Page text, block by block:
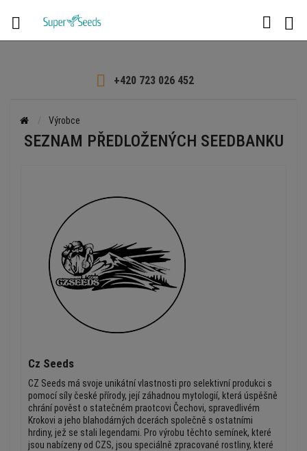
 +420 723 026 452
Výrobce
SEZNAM PŘEDLOŽENÝCH SEEDBANKU
Cz Seeds
CZ Seeds má svoje unikátní vlastnosti pro selektivní produkci s
pomocí síly české přírody, její záhadnou mytologií, která úspěšně
chrání pověst o statečném praotcovi Čechovi, spravedlivém
Krokovi a jeho blahodárných dcerách společně s ostatními
hrdiny, jež se stali legendami. Pro výrobu těchto semínek, které
jsou nabízeny od CZS, jsou speciálně zpracované rostliny, které